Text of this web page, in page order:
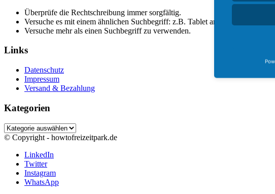
Überprüfe die Rechtschreibung immer sorgfältig.
Versuche es mit einem ähnlichen Suchbegriff: z.B. Tablet anstelle von Laptop.
Versuche mehr als einen Suchbegriff zu verwenden.
Links
Datenschutz
Impressum
Versand & Bezahlung
Kategorien
Kategorien
© Copyright - howtofreizeitpark.de
LinkedIn
Twitter
Instagram
WhatsApp